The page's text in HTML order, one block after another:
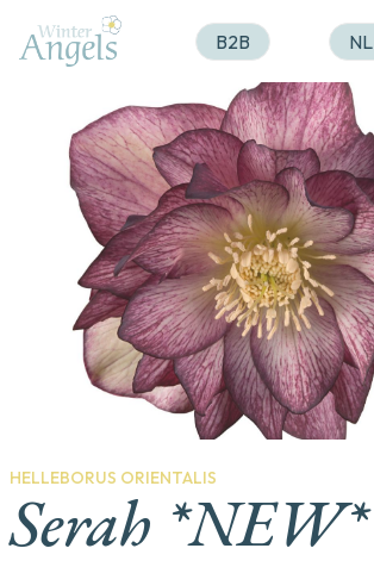
B2B NL
HELLEBORUS ORIENTALIS
Serah *NEW*